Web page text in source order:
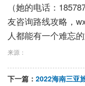
（她的电话：
友咨询路线攻略，
人都能有一个难忘
来源：
下一篇： 2022海南三亚